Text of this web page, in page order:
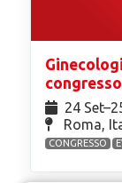
24
Roma,
CONGRESSO